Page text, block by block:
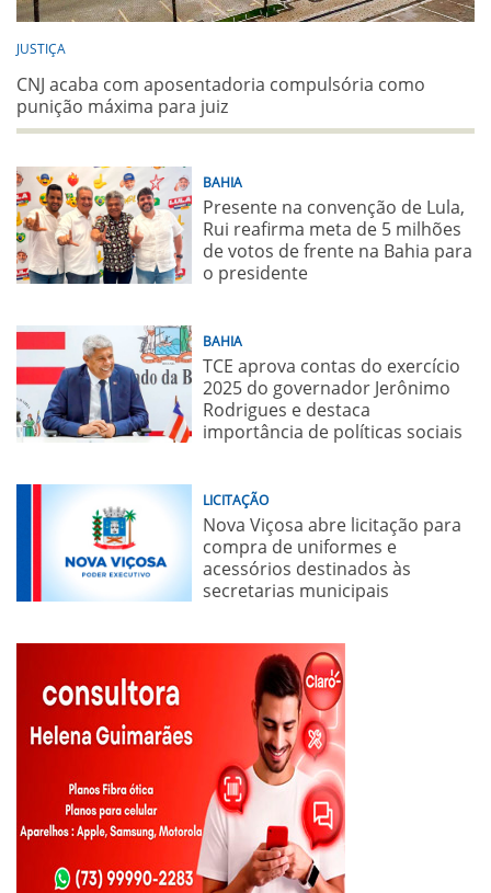
JUSTIÇA
CNJ acaba com aposentadoria compulsória como
punição máxima para juiz
BAHIA
Presente na convenção de Lula,
Rui reafirma meta de 5 milhões
de votos de frente na Bahia para
o presidente
BAHIA
TCE aprova contas do exercício
2025 do governador Jerônimo
Rodrigues e destaca
importância de políticas sociais
LICITAÇÃO
Nova Viçosa abre licitação para
compra de uniformes e
acessórios destinados às
secretarias municipais